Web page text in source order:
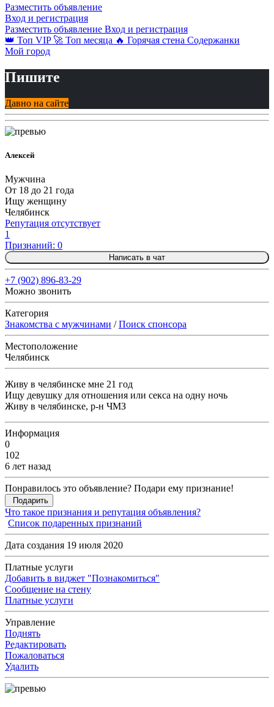
Разместить объявление
Вход и регистрация
Разместить объявление Вход и регистрация
👑 Топ VIP 🚀 Топ месяца 🔥 Горячая стена Содержанки
Мой город
Пишите
Давно на сайте
Алексей
Мужчина
От 18 до 21 года
Ищу женщину
Челябинск
Репутация отсутствует
1
Признаний: 0
Написать в чат
+7 (902) 896-83-29
Можно звонить
Категория
Знакомства с мужчинами /Поиск спонсора
Местоположение
Челябинск
Живу в челябинске мне 21 год
Ищу девушку для отношения или секса на одну ночь
Живу в челябинске, р-н ЧМЗ
Информация
0
102
6 лет назад
Понравилось это объявление? Подари ему признание!
Подарить
Что такое признания и репутация объявления?
Список подаренных признаний
Дата создания 19 июля 2020
Платные услуги
Добавить в виджет "Познакомиться"
Сообщение на стену
Платные услуги
Управление
Поднять
Редактировать
Пожаловаться
Удалить